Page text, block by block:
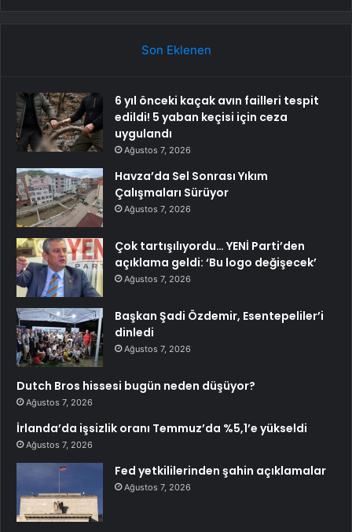
Son Eklenen
6 yıl önceki kaçak avın failleri tespit
edildi! 5 yaban keçisi için ceza
uygulandı
Ağustos 7, 2026
Havza’da Sel Sonrası Yıkım
Çalışmaları Sürüyor
Ağustos 7, 2026
Çok tartışılıyordu… YENİ Parti’den
açıklama geldi: ‘Bu logo değişecek’
Ağustos 7, 2026
Başkan Şadi Özdemir, Esentepeliler’i
dinledi
Ağustos 7, 2026
Dutch Bros hissesi bugün neden düşüyor?
Ağustos 7, 2026
İrlanda’da işsizlik oranı Temmuz’da %5,1’e yükseldi
Ağustos 7, 2026
Fed yetkililerinden şahin açıklamalar
Ağustos 7, 2026